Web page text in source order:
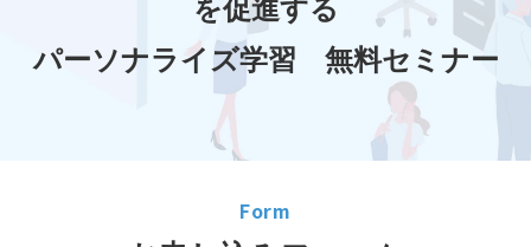
セミナー・講座
お役立ち情報
資料ダウンロード
パートナー募集
を促進する
パーソナライズ学習　無料セミナー
Form